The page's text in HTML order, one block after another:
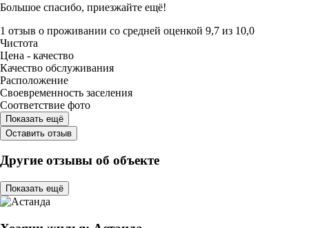
Большое спасибо, приезжайте ещё!
1 отзыв о проживании со средней оценкой 9,7 из 10,0
Чистота
Цена - качество
Качество обслуживания
Расположение
Своевременность заселения
Соответствие фото
Показать ещё
Оставить отзыв
Другие отзывы об объекте
Показать ещё